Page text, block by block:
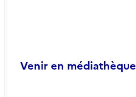
Venir en médiathèque